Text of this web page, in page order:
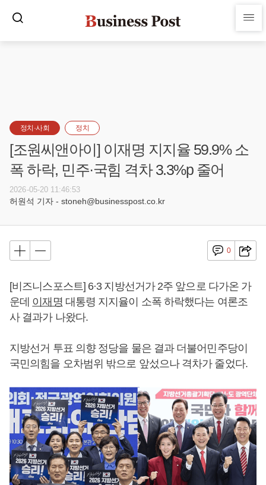
정치·사회 정치
[조원씨앤아이] 이재명 지지율 59.9% 소
폭 하락, 민주·국힘 격차 3.3%p 줄어
2026-05-20 11:46:53
허원석 기자 - stoneh@businesspost.co.kr
0
[비즈니스포스트] 6·3 지방선거가 2주 앞으로 다가온 가
운데 이재명 대통령 지지율이 소폭 하락했다는 여론조
사 결과가 나왔다.
지방선거 투표 의향 정당을 물은 결과 더불어민주당이
국민의힘을 오차범위 밖으로 앞섰으나 격차가 줄었다.